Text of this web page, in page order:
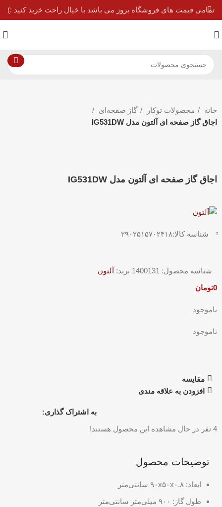
خانه محصولات توکار
گاز صفحه‌ای
اجاق گاز صفحه ای آلتون مدل IG531DW
اجاق گاز صفحه ای آلتون مدل IG531DW
شناسه کالا:۲۹۰۲۵۱۵۷۰۲۴۱۸
شناسه محصول: 1400131 برند: آلتون
0تومان
ناموجود
ناموجود
مقایسه
افزودن به علاقه مندی
به اشتراک گذاری:
4 نفر در حال مشاهده این محصول هستند!
توضیحات محصول
ابعاد: ۹۰x۵۰x۰.۸ سانتی‌متر
طول گاز: ۹۰۰ میلی‌متر سانتی‌متر
تمامی قیمت های فروشگاه بروز می باشد با خیال راحت خرید کنید :)